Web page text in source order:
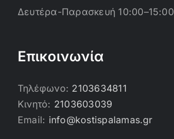
Δευτέρα-Παρασκευή 10:00–15:00
Επικοινωνία
Τηλέφωνο: 2103634811
Κινητό: 2103603039
Email: info@kostispalamas.gr